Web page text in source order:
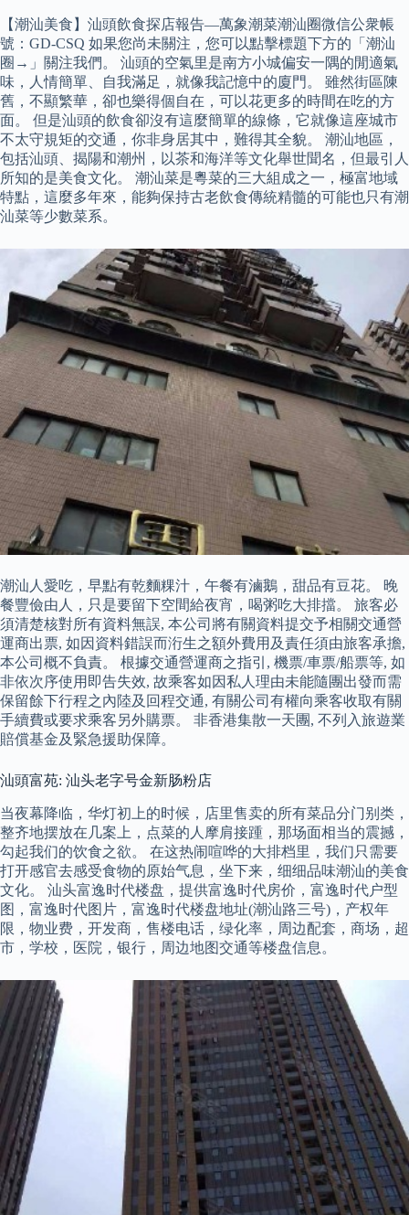
【潮汕美食】汕頭飲食探店報告—萬象潮菜潮汕圈微信公衆帳
號：GD-CSQ 如果您尚未關注，您可以點擊標題下方的「潮汕
圈→」關注我們。 汕頭的空氣里是南方小城偏安一隅的閒適氣
味，人情簡單、自我滿足，就像我記憶中的廈門。 雖然街區陳
舊，不顯繁華，卻也樂得個自在，可以花更多的時間在吃的方
面。 但是汕頭的飲食卻沒有這麼簡單的線條，它就像這座城市
不太守規矩的交通，你非身居其中，難得其全貌。 潮汕地區，
包括汕頭、揭陽和潮州，以茶和海洋等文化舉世聞名，但最引人
所知的是美食文化。 潮汕菜是粵菜的三大組成之一，極富地域
特點，這麼多年來，能夠保持古老飲食傳統精髓的可能也只有潮
汕菜等少數菜系。
潮汕人愛吃，早點有乾麵粿汁，午餐有滷鵝，甜品有豆花。 晚
餐豐儉由人，只是要留下空間給夜宵，喝粥吃大排擋。 旅客必
須清楚核對所有資料無誤, 本公司將有關資料提交予相關交通營
運商出票, 如因資料錯誤而洐生之額外費用及責任須由旅客承擔,
本公司概不負責。 根據交通營運商之指引, 機票/車票/船票等, 如
非依次序使用即告失效, 故乘客如因私人理由未能隨團出發而需
保留餘下行程之內陸及回程交通, 有關公司有權向乘客收取有關
手續費或要求乘客另外購票。 非香港集散一天團, 不列入旅遊業
賠償基金及緊急援助保障。
汕頭富苑: 汕头老字号金新肠粉店
当夜幕降临，华灯初上的时候，店里售卖的所有菜品分门别类，
整齐地摆放在几案上，点菜的人摩肩接踵，那场面相当的震撼，
勾起我们的饮食之欲。 在这热闹喧哗的大排档里，我们只需要
打开感官去感受食物的原始气息，坐下来，细细品味潮汕的美食
文化。 汕头富逸时代楼盘，提供富逸时代房价，富逸时代户型
图，富逸时代图片，富逸时代楼盘地址(潮汕路三号)，产权年
限，物业费，开发商，售楼电话，绿化率，周边配套，商场，超
市，学校，医院，银行，周边地图交通等楼盘信息。